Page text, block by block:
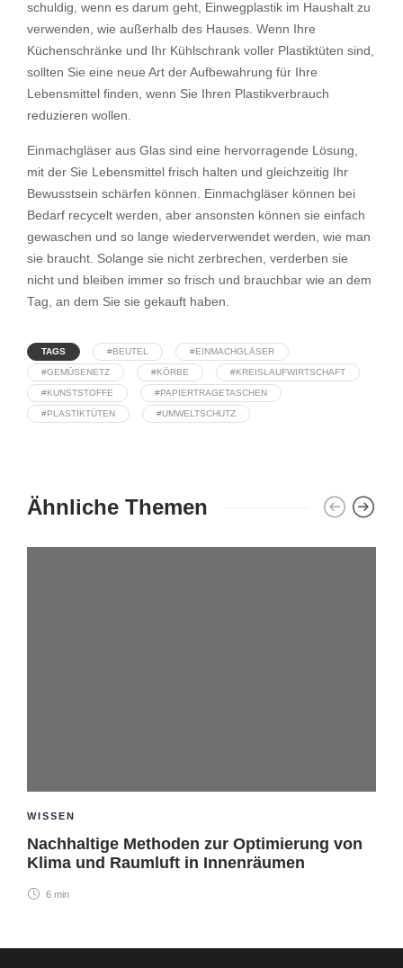
schuldig, wenn es darum geht, Einwegplastik im Haushalt zu
verwenden, wie außerhalb des Hauses. Wenn Ihre
Küchenschränke und Ihr Kühlschrank voller Plastiktüten sind,
sollten Sie eine neue Art der Aufbewahrung für Ihre
Lebensmittel finden, wenn Sie Ihren Plastikverbrauch
reduzieren wollen.
Einmachgläser aus Glas sind eine hervorragende Lösung,
mit der Sie Lebensmittel frisch halten und gleichzeitig Ihr
Bewusstsein schärfen können. Einmachgläser können bei
Bedarf recycelt werden, aber ansonsten können sie einfach
gewaschen und so lange wiederverwendet werden, wie man
sie braucht. Solange sie nicht zerbrechen, verderben sie
nicht und bleiben immer so frisch und brauchbar wie an dem
Tag, an dem Sie sie gekauft haben.
TAGS #BEUTEL #EINMACHGLÄSER
#GEMÜSENETZ #KÖRBE #KREISLAUFWIRTSCHAFT
#KUNSTSTOFFE #PAPIERTRAGETASCHEN
#PLASTIKTÜTEN #UMWELTSCHUTZ
Ähnliche Themen
WISSEN
Nachhaltige Methoden zur Optimierung von
Klima und Raumluft in Innenräumen
6 min